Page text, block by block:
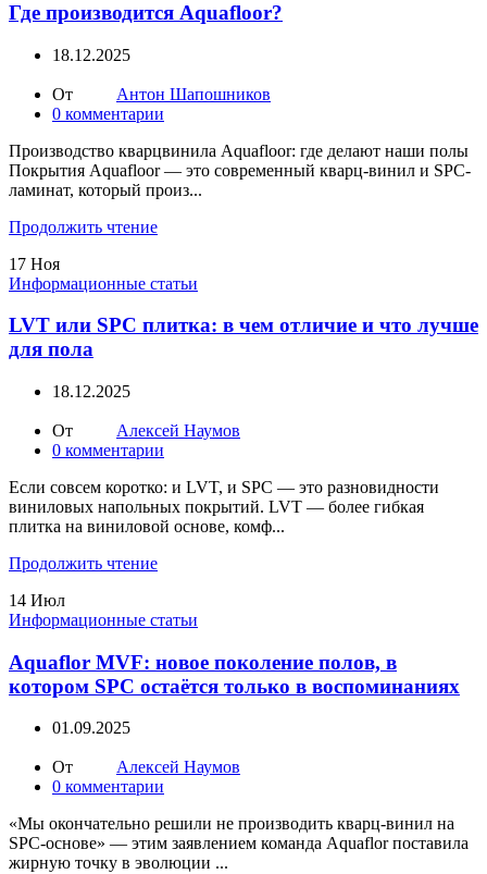
Где производится Aquafloor?
18.12.2025
От
Антон Шапошников
0 комментарии
Производство кварцвинила Aquafloor: где делают наши полы
Покрытия Aquafloor — это современный кварц-винил и SPC-
ламинат, который произ...
Продолжить чтение
17 Ноя
Информационные статьи
LVT или SPC плитка: в чем отличие и что лучше
для пола
18.12.2025
От
Алексей Наумов
0 комментарии
Если совсем коротко: и LVT, и SPC — это разновидности
виниловых напольных покрытий. LVT — более гибкая
плитка на виниловой основе, комф...
Продолжить чтение
14 Июл
Информационные статьи
Aquaflor MVF: новое поколение полов, в
котором SPC остаётся только в воспоминаниях
01.09.2025
От
Алексей Наумов
0 комментарии
«Мы окончательно решили не производить кварц-винил на
SPC-основе» — этим заявлением команда Aquaflor поставила
жирную точку в эволюции ...